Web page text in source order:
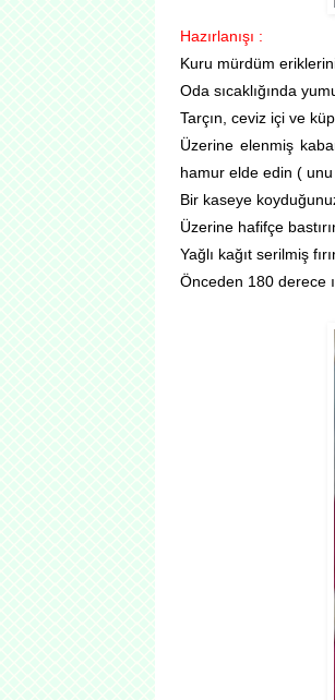
Hazırlanışı :
Kuru mürdüm
Oda sıcaklığında
Tarçın, ceviz içi ve
Üzerine elenmiş
hamur elde edin (
Bir kaseye
Üzerine hafifçe
Yağlı kağıt serilmiş
Önceden 180 derece